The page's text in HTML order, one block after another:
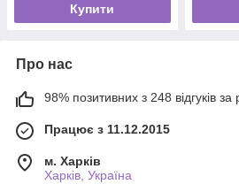
Купити
Про нас
98% позитивних з 248 відгуків за
Працює з 11.12.2015
м. Харків
Харків, Україна